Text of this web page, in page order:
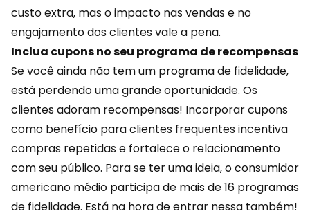
custo extra, mas o impacto nas vendas e no
engajamento dos clientes vale a pena.
Inclua cupons no seu programa de recompensas
Se você ainda não tem um programa de fidelidade,
está perdendo uma grande oportunidade. Os
clientes adoram recompensas! Incorporar cupons
como benefício para clientes frequentes incentiva
compras repetidas e fortalece o relacionamento
com seu público. Para se ter uma ideia, o consumidor
americano médio participa de mais de 16 programas
de fidelidade. Está na hora de entrar nessa também!